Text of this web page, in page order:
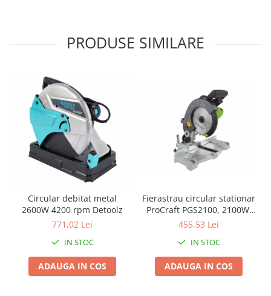
Perii de zapada si raclete
Accesorii si componente craciun
Beteala si ghirlande Craciun
Brazi de Craciun
Costume Craciun
Decoratiuni luminoase exterioare &
Figurine muzicale
Figurine si decoratiuni Craciun
Furtun - Tub - rola craciun
Instalatii Craciun 220V
Instalatii cu baterii
Instalatii de Craciun
PRODUSE SIMILARE
Circular debitat metal
2600W 4200 rpm Detoolz
771,02 Lei
IN STOC
ADAUGA IN COS
Fierastrau circular stationar
ProCraft PGS2100, 2100W,
5000 rpm
455,53 Lei
IN STOC
ADAUGA IN COS